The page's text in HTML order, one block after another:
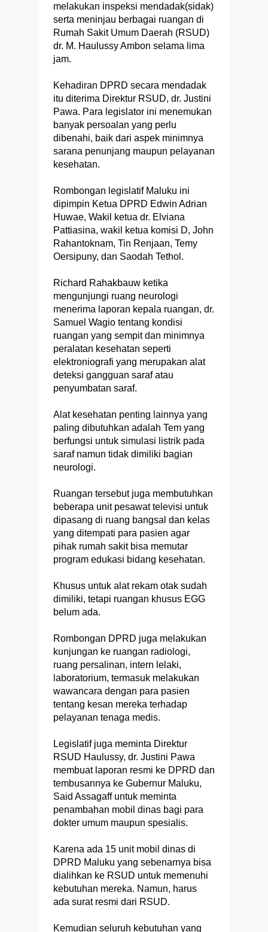
melakukan inspeksi mendadak(sidak)
serta meninjau berbagai ruangan di
Rumah Sakit Umum Daerah (RSUD)
dr. M. Haulussy Ambon selama lima
jam.
Kehadiran DPRD secara mendadak
itu diterima Direktur RSUD, dr. Justini
Pawa. Para legislator ini menemukan
banyak persoalan yang perlu
dibenahi, baik dari aspek minimnya
sarana penunjang maupun pelayanan
kesehatan.
Rombongan legislatif Maluku ini
dipimpin Ketua DPRD Edwin Adrian
Huwae, Wakil ketua dr. Elviana
Pattiasina, wakil ketua komisi D, John
Rahantoknam, Tin Renjaan, Temy
Oersipuny, dan Saodah Tethol.
Richard Rahakbauw ketika
mengunjungi ruang neurologi
menerima laporan kepala ruangan, dr.
Samuel Wagio tentang kondisi
ruangan yang sempit dan minimnya
peralatan kesehatan seperti
elektroniografi yang merupakan alat
deteksi gangguan saraf atau
penyumbatan saraf.
Alat kesehatan penting lainnya yang
paling dibutuhkan adalah Tem yang
berfungsi untuk simulasi listrik pada
saraf namun tidak dimiliki bagian
neurologi.
Ruangan tersebut juga membutuhkan
beberapa unit pesawat televisi untuk
dipasang di ruang bangsal dan kelas
yang ditempati para pasien agar
pihak rumah sakit bisa memutar
program edukasi bidang kesehatan.
Khusus untuk alat rekam otak sudah
dimiliki, tetapi ruangan khusus EGG
belum ada.
Rombongan DPRD juga melakukan
kunjungan ke ruangan radiologi,
ruang persalinan, intern lelaki,
laboratorium, termasuk melakukan
wawancara dengan para pasien
tentang kesan mereka terhadap
pelayanan tenaga medis.
Legislatif juga meminta Direktur
RSUD Haulussy, dr. Justini Pawa
membuat laporan resmi ke DPRD dan
tembusannya ke Gubernur Maluku,
Said Assagaff untuk meminta
penambahan mobil dinas bagi para
dokter umum maupun spesialis.
Karena ada 15 unit mobil dinas di
DPRD Maluku yang sebenarnya bisa
dialihkan ke RSUD untuk memenuhi
kebutuhan mereka. Namun, harus
ada surat resmi dari RSUD.
Kemudian seluruh kebutuhan yang